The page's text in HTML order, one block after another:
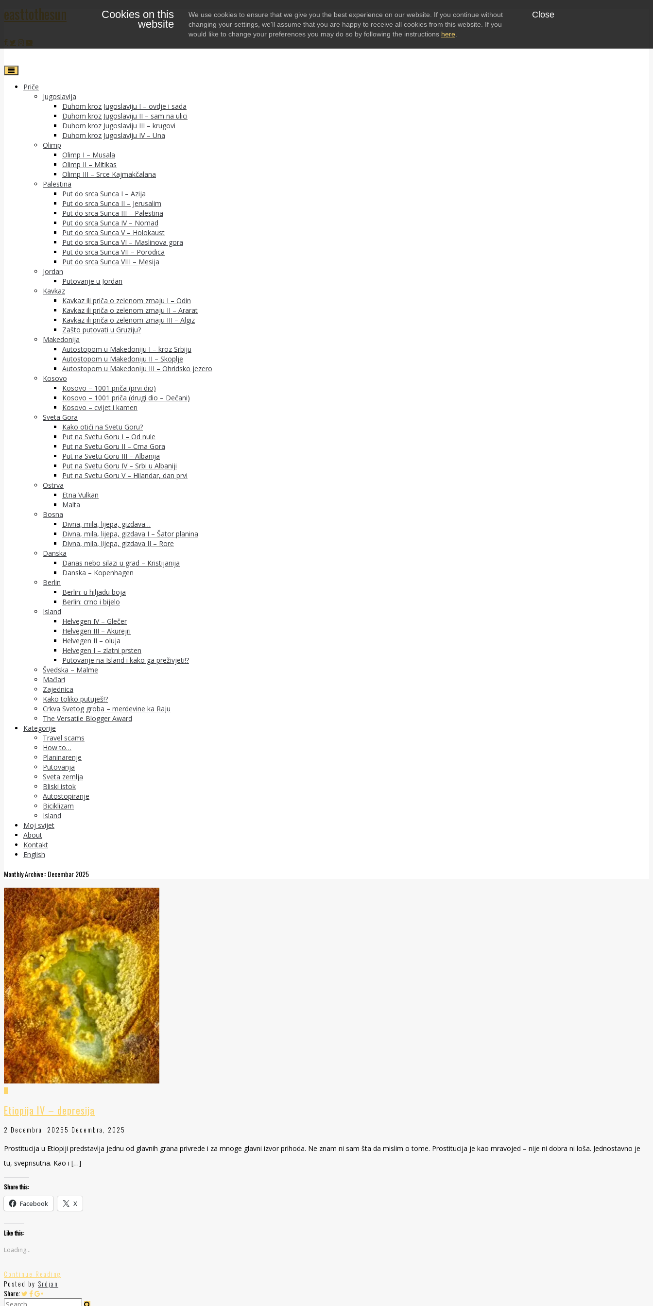
Cookies on this
website
We use cookies to ensure that we give you the best experience on our website. If you continue without
changing your settings, we'll assume that you are happy to receive all cookies from this website. If you
would like to change your preferences you may do so by following the instructions here.
Close
Skip
to
easttothesun
Priče
Jugoslavija
Duhom kroz Jugoslaviju I – ovdje i sada
Duhom kroz Jugoslaviju II – sam na ulici
Duhom kroz Jugoslaviju III – krugovi
Duhom kroz Jugoslaviju IV – Una
Olimp
Olimp I – Musala
Olimp II – Mitikas
Olimp III – Srce Kajmakčalana
Palestina
Put do srca Sunca I – Azija
Put do srca Sunca II – Jerusalim
Put do srca Sunca III – Palestina
Put do srca Sunca IV – Nomad
Put do srca Sunca V – Holokaust
Put do srca Sunca VI – Maslinova gora
Put do srca Sunca VII – Porodica
Put do srca Sunca VIII – Mesija
Jordan
Putovanje u Jordan
Kavkaz
Kavkaz ili priča o zelenom zmaju I – Odin
Kavkaz ili priča o zelenom zmaju II – Ararat
Kavkaz ili priča o zelenom zmaju III – Algiz
Zašto putovati u Gruziju?
Makedonija
Autostopom u Makedoniju I – kroz Srbiju
Autostopom u Makedoniju II – Skoplje
Autostopom u Makedoniju III – Ohridsko jezero
Kosovo
Kosovo – 1001 priča (prvi dio)
Kosovo – 1001 priča (drugi dio – Dečani)
Kosovo – cvijet i kamen
Sveta Gora
Kako otići na Svetu Goru?
Put na Svetu Goru I – Od nule
Put na Svetu Goru II – Crna Gora
Put na Svetu Goru III – Albanija
Put na Svetu Goru IV – Srbi u Albaniji
Put na Svetu Goru V – Hilandar, dan prvi
Ostrva
Etna Vulkan
Malta
Bosna
Divna, mila, lijepa, gizdava…
Divna, mila, lijepa, gizdava I – Šator planina
Divna, mila, lijepa, gizdava II – Rore
Danska
Danas nebo silazi u grad – Kristijanija
Danska – Kopenhagen
Berlin
Berlin: u hiljadu boja
Berlin: crno i bijelo
Island
Helvegen IV – Glečer
Helvegen III – Akurejri
Helvegen II – oluja
Helvegen I – zlatni prsten
Putovanje na Island i kako ga preživjeti!?
Švedska – Malme
Mađari
Zajednica
Kako toliko putuješ!?
Crkva Svetog groba – merdevine ka Raju
The Versatile Blogger Award
Kategorije
Travel scams
How to…
Planinarenje
Putovanja
Sveta zemlja
Bliski istok
Autostopiranje
Biciklizam
Island
Moj svijet
About
Kontakt
English
Monthly Archive:: Decembar 2025
Etiopija IV – depresija
2 Decembra, 2025 5 Decembra, 2025
Prostitucija u Etiopiji predstavlja jednu od glavnih grana privrede i za mnoge glavni izvor prihoda. Ne znam ni sam šta da mislim o tome. Prostitucija je kao mravojed – nije ni dobra ni loša. Jednostavno je
tu, sveprisutna. Kao i […]
Share this:
Facebook X
Like this:
Loading...
Continue Reading
Posted by Srdjan
Share: